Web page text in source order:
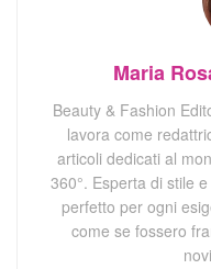
Maria
Beauty & Fashion
lavora come
articoli dedicati al
360°. Esperta di stile
perfetto per ogni
come se fossero